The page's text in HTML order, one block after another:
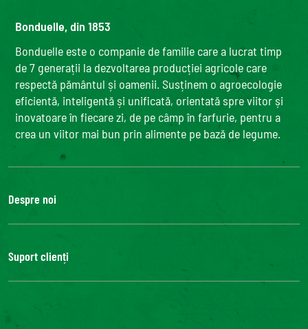
Bonduelle, din 1853
Bonduelle este o companie de familie care a lucrat timp
de 7 generații la dezvoltarea producției agricole care
respectă pământul și oamenii. Susținem o agroecologie
eficientă, inteligentă și unificată, orientată spre viitor și
inovatoare în fiecare zi, de pe câmp în farfurie, pentru a
crea un viitor mai bun prin alimente pe bază de legume.
Despre noi
Grupul Bonduelle
Bonduelle Food Service
Suport clienți
Contactează-ne